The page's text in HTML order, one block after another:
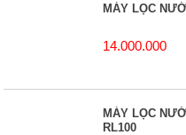
MÁY LỌC
14.000.000
MÁY LỌC
RL100